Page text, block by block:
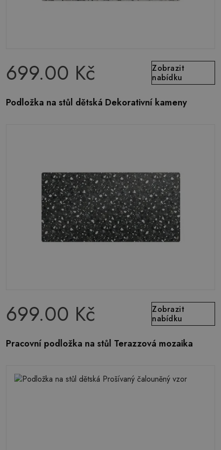
699.00 Kč
Zobrazit
nabídku
Podložka na stůl dětská Dekorativní kameny
699.00 Kč
Zobrazit
nabídku
Pracovní podložka na stůl Terazzová mozaika